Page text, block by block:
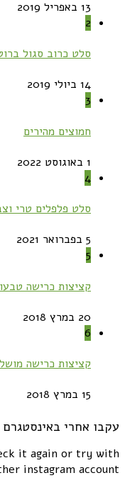
13 באפריל 2019
2
סלט כרוב סגול
14 ביולי 2019
3
חמוצים מהירים
1 באוגוסט 2022
4
סלט פלפלים טרי
5 בפברואר 2021
5
קציצות כרישה
20 במרץ 2018
6
קציצות כרישה
15 במרץ 2018
עקבו אחרי באינסטגרם
it again or try with
instagram account.